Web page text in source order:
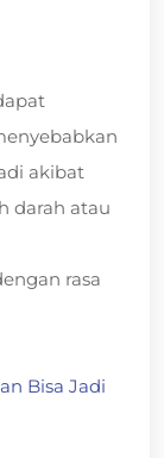
akibat
darah atau
rasa
Bisa Jadi